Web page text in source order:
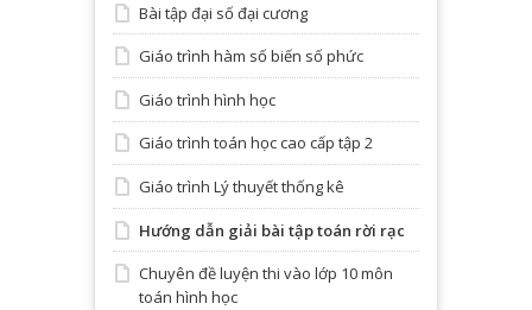
Bài tập đại số đại cương
Giáo trình hàm số biến số phức
Giáo trình hình học
Giáo trình toán học cao cấp tập 2
Giáo trình Lý thuyết thống kê
Hướng dẫn giải bài tập toán rời rạc
Chuyên đề luyện thi vào lớp 10 môn
toán hình học